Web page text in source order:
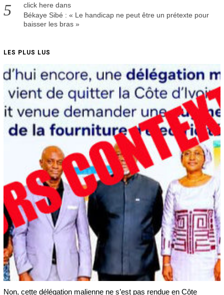
click here dans
Békaye Sibé : « Le handicap ne peut être un prétexte pour
baisser les bras »
LES PLUS LUS
Non, cette délégation malienne ne s’est pas rendue en Côte